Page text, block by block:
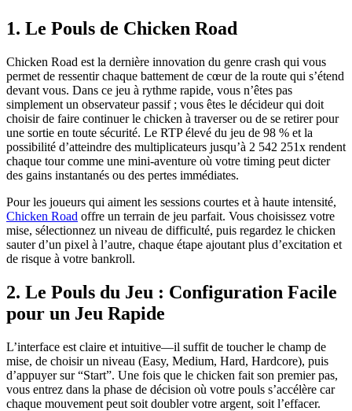
1. Le Pouls de Chicken Road
Chicken Road est la dernière innovation du genre crash qui vous
permet de ressentir chaque battement de cœur de la route qui s’étend
devant vous. Dans ce jeu à rythme rapide, vous n’êtes pas
simplement un observateur passif ; vous êtes le décideur qui doit
choisir de faire continuer le chicken à traverser ou de se retirer pour
une sortie en toute sécurité. Le RTP élevé du jeu de 98 % et la
possibilité d’atteindre des multiplicateurs jusqu’à 2 542 251x rendent
chaque tour comme une mini‑aventure où votre timing peut dicter
des gains instantanés ou des pertes immédiates.
Pour les joueurs qui aiment les sessions courtes et à haute intensité,
Chicken Road offre un terrain de jeu parfait. Vous choisissez votre
mise, sélectionnez un niveau de difficulté, puis regardez le chicken
sauter d’un pixel à l’autre, chaque étape ajoutant plus d’excitation et
de risque à votre bankroll.
2. Le Pouls du Jeu : Configuration Facile
pour un Jeu Rapide
L’interface est claire et intuitive—il suffit de toucher le champ de
mise, de choisir un niveau (Easy, Medium, Hard, Hardcore), puis
d’appuyer sur “Start”. Une fois que le chicken fait son premier pas,
vous entrez dans la phase de décision où votre pouls s’accélère car
chaque mouvement peut soit doubler votre argent, soit l’effacer.